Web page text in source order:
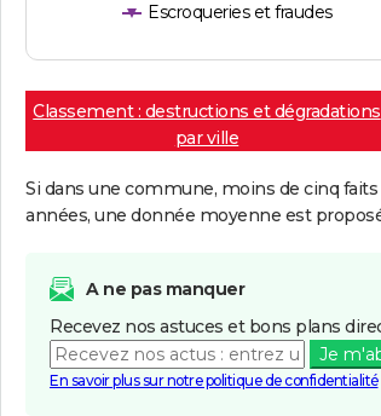
Escroqueries et fraudes
Classement : destructions et dégradations
par ville
Si dans une commune, moins de cinq
années, une donnée moyenne est
A ne pas manquer
Recevez nos astuces et bons plans
Je
En savoir plus sur notre politique de confidentialité